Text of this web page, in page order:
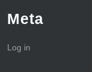
Meta
Log in